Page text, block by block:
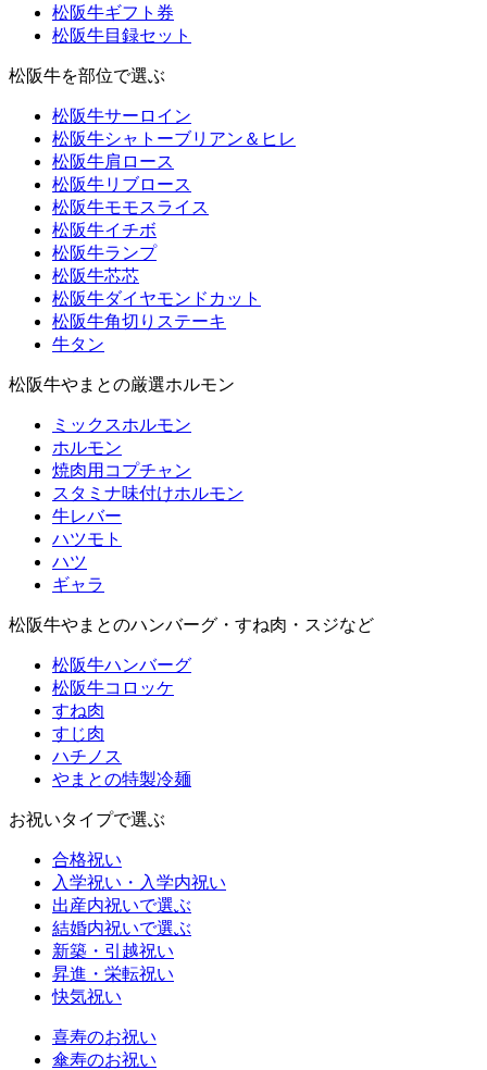
松阪牛ギフト券
松阪牛目録セット
松阪牛を部位で選ぶ
松阪牛サーロイン
松阪牛シャトーブリアン＆ヒレ
松阪牛肩ロース
松阪牛リブロース
松阪牛モモスライス
松阪牛イチボ
松阪牛ランプ
松阪牛芯芯
松阪牛ダイヤモンドカット
松阪牛角切りステーキ
牛タン
松阪牛やまとの厳選ホルモン
ミックスホルモン
ホルモン
焼肉用コプチャン
スタミナ味付けホルモン
牛レバー
ハツモト
ハツ
ギャラ
松阪牛やまとのハンバーグ・すね肉・スジなど
松阪牛ハンバーグ
松阪牛コロッケ
すね肉
すじ肉
ハチノス
やまとの特製冷麺
お祝いタイプで選ぶ
合格祝い
入学祝い・入学内祝い
出産内祝いで選ぶ
結婚内祝いで選ぶ
新築・引越祝い
昇進・栄転祝い
快気祝い
喜寿のお祝い
傘寿のお祝い